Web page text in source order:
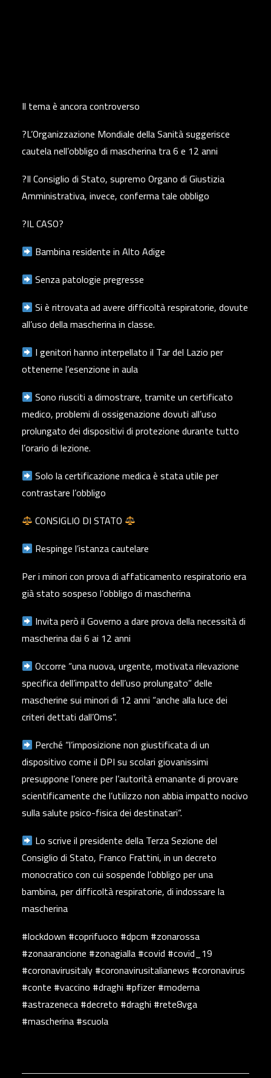
Il tema è ancora controverso
?L’Organizzazione Mondiale della Sanità suggerisce
cautela nell’obbligo di mascherina tra 6 e 12 anni
?Il Consiglio di Stato, supremo Organo di Giustizia
Amministrativa, invece, conferma tale obbligo
?IL CASO?
Bambina residente in Alto Adige
Senza patologie pregresse
Si è ritrovata ad avere difficoltà respiratorie, dovute
all’uso della mascherina in classe.
I genitori hanno interpellato il Tar del Lazio per
ottenerne l’esenzione in aula
Sono riusciti a dimostrare, tramite un certificato
medico, problemi di ossigenazione dovuti all’uso
prolungato dei dispositivi di protezione durante tutto
l’orario di lezione.
Solo la certificazione medica è stata utile per
contrastare l’obbligo
CONSIGLIO DI STATO
Respinge l’istanza cautelare
Per i minori con prova di affaticamento respiratorio era
già stato sospeso l’obbligo di mascherina
Invita però il Governo a dare prova della necessità di
mascherina dai 6 ai 12 anni
Occorre “una nuova, urgente, motivata rilevazione
specifica dell’impatto dell’uso prolungato” delle
mascherine sui minori di 12 anni “anche alla luce dei
criteri dettati dall’Oms“.
Perché “l’imposizione non giustificata di un
dispositivo come il DPI su scolari giovanissimi
presuppone l’onere per l’autorità emanante di provare
scientificamente che l’utilizzo non abbia impatto nocivo
sulla salute psico-fisica dei destinatari“.
Lo scrive il presidente della Terza Sezione del
Consiglio di Stato, Franco Frattini, in un decreto
monocratico con cui sospende l’obbligo per una
bambina, per difficoltà respiratorie, di indossare la
mascherina
#lockdown #coprifuoco #dpcm #zonarossa
#zonaarancione #zonagialla #covid #covid_19
#coronavirusitaly #coronavirusitalianews #coronavirus
#conte #vaccino #draghi #pfizer #moderna
#astrazeneca #decreto #draghi #rete8vga
#mascherina #scuola